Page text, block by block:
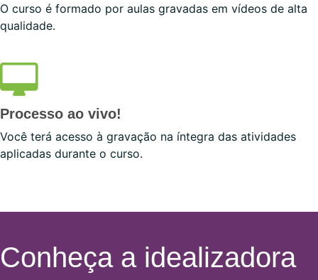
O curso é formado por aulas gravadas em vídeos de alta
qualidade.
Processo ao vivo!
Você terá acesso à gravação na íntegra das atividades
aplicadas durante o curso.
Conheça a idealizadora